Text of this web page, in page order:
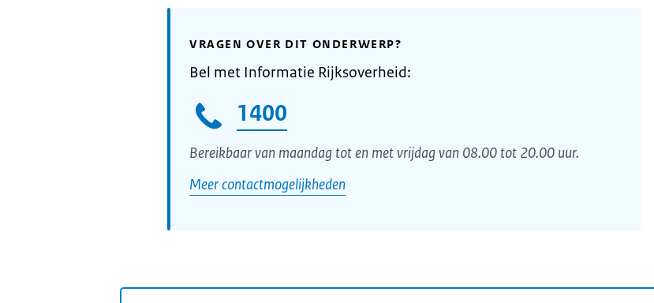
VRAGEN OVER DIT ONDERWERP?
Bel met Informatie Rijksoverheid:
1400
Bereikbaar van maandag tot en met vrijdag van 08.00 tot 20.00 uur.
Meer contactmogelijkheden